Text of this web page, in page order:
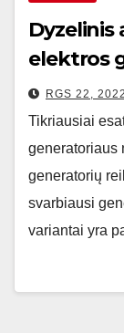
Dyzelinis
elektros
RGS 22, 2022
Tikriausiai
generatoriaus
generatorių
svarbiausi
variantai yra